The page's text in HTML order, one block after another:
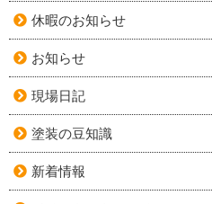
休暇のお知らせ
お知らせ
現場日記
塗装の豆知識
新着情報